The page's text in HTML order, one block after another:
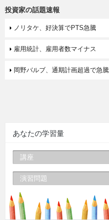
投資家の話題速報
ノリタケ、好決算でPTS急騰
雇用統計、雇用者数マイナス
岡野バルブ、通期計画超過で急騰
あなたの学習量
講座
演習問題